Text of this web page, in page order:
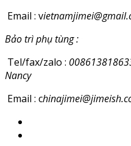
Email : v
Bảo trì phụ tùng :
Tel/fax/zalo :
Nancy
Email : c